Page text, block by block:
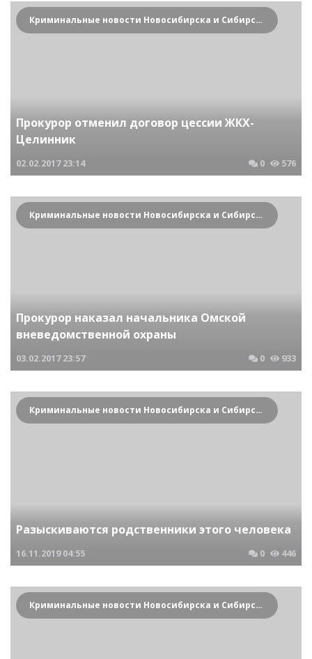
Криминальные новости Новосибирска и Сибирского региона
Прокурор отменил договор цессии ЖКХ-
Целинник
02.02.2017 23:14 0 576
Криминальные новости Новосибирска и Сибирского региона
Прокурор наказал начальника Омской
вневедомственной охраны
03.02.2017 23:57 0 933
Криминальные новости Новосибирска и Сибирского региона
Разыскиваются родственники этого человека
16.11.2019 04:55 0 446
Криминальные новости Новосибирска и Сибирского региона